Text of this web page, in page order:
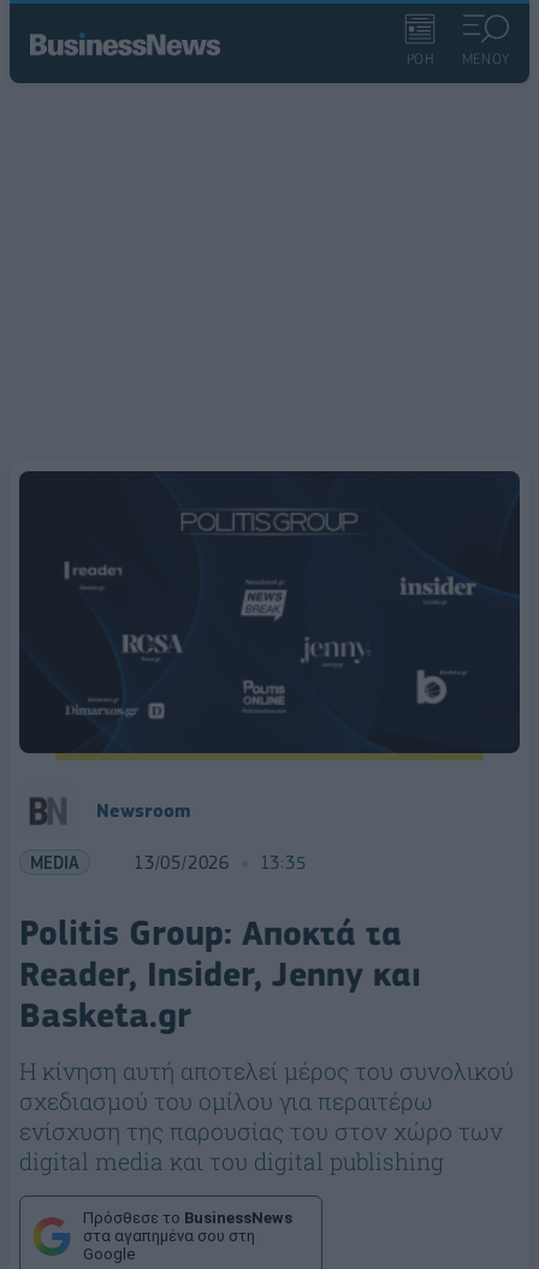
ΡΟΗ ΜΕΝΟΥ
Newsroom
MEDIA 13/05/2026 13:35
Politis Group: Αποκτά τα
Reader, Insider, Jenny και
Basketa.gr
Η κίνηση αυτή αποτελεί μέρος του συνολικού
σχεδιασμού του ομίλου για περαιτέρω
ενίσχυση της παρουσίας του στον χώρο των
digital media και του digital publishing
Πρόσθεσε το BusinessNews
στα αγαπημένα σου στη
Google